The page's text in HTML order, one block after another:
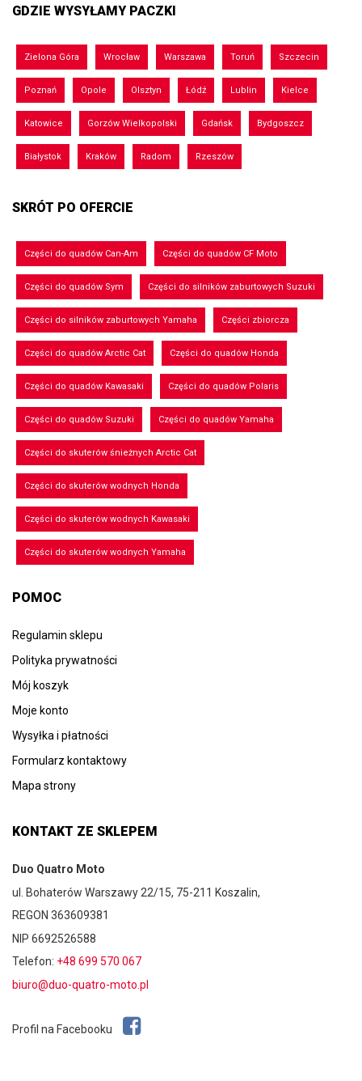
GDZIE WYSYŁAMY PACZKI
Zielona Góra Wrocław Warszawa Toruń Szczecin
Poznań Opole Olsztyn Łódź Lublin Kielce
Katowice Gorzów Wielkopolski Gdańsk Bydgoszcz
Białystok Kraków Radom Rzeszów
SKRÓT PO OFERCIE
Części do quadów Can-Am Części do quadów CF Moto
Części do quadów Sym Części do silników zaburtowych Suzuki
Części do silników zaburtowych Yamaha Części zbiorcza
Części do quadów Arctic Cat Części do quadów Honda
Części do quadów Kawasaki Części do quadów Polaris
Części do quadów Suzuki Części do quadów Yamaha
Części do skuterów śnieżnych Arctic Cat
Części do skuterów wodnych Honda
Części do skuterów wodnych Kawasaki
Części do skuterów wodnych Yamaha
POMOC
Regulamin sklepu
Polityka prywatności
Mój koszyk
Moje konto
Wysyłka i płatności
Formularz kontaktowy
Mapa strony
KONTAKT ZE SKLEPEM
Duo Quatro Moto
ul. Bohaterów Warszawy 22/15, 75-211 Koszalin,
REGON 363609381
NIP 6692526588
Telefon: +48 699 570 067
biuro@duo-quatro-moto.pl
Profil na Facebooku